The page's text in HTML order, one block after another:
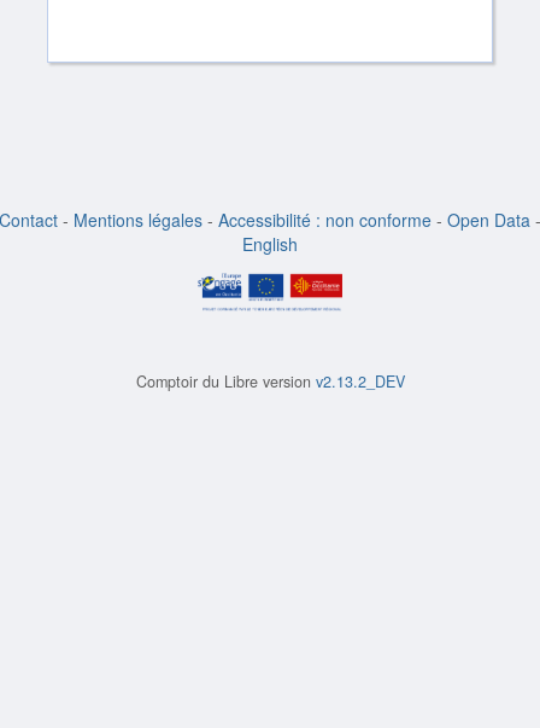
Contact - Mentions légales - Accessibilité : non conforme - Open Data -
English
Comptoir du Libre version v2.13.2_DEV